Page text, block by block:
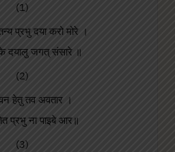
(1)
प्रभु दया करो मोरे ।
के दयालु जगत् संसारे ॥
(2)
हेतु तव अवतार ।
प्रभु ना पाइबे आर॥
(3)